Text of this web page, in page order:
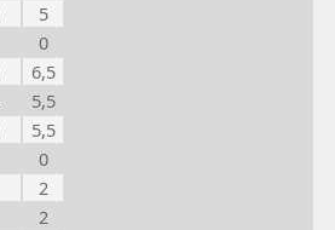
5
0
6,5
5,5
5,5
0
2
2